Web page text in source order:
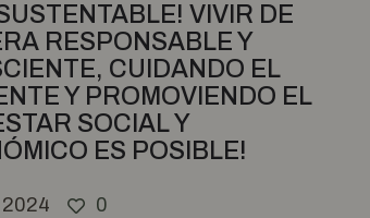
VIVIR DE
RESPONSABLE Y
CUIDANDO EL
Y PROMOVIENDO EL
SOCIAL Y
ES POSIBLE!
2024 0